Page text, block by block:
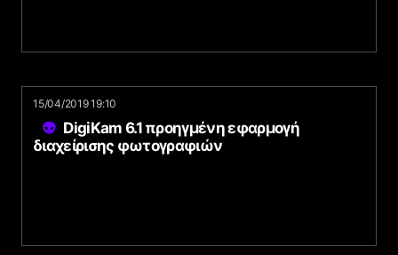
15/04/2019 19:10
DigiKam 6.1 προηγμένη εφαρμογή
διαχείρισης φωτογραφιών